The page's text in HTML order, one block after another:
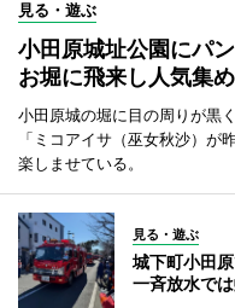
見る・遊ぶ
小田原城址公園にパ
お堀に飛来し人気集
小田原城の堀に目の周りが黒
「ミコアイサ（巫女秋沙）が
楽しませている。
見る・遊ぶ
城下町小田
一斉放水で